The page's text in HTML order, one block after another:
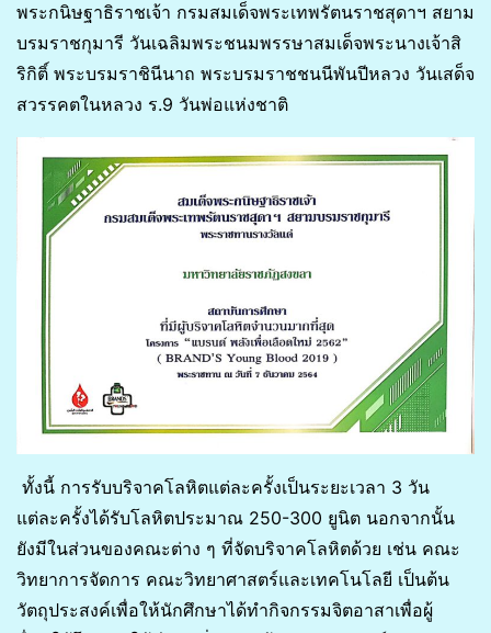
พระกนิษฐาธิราชเจ้า กรมสมเด็จพระเทพรัตนราชสุดาฯ สยาม
บรมราชกุมารี วันเฉลิมพระชนมพรรษาสมเด็จพระนางเจ้าสิ
ริกิติ์ พระบรมราชินีนาถ พระบรมราชชนนีพันปีหลวง วันเสด็จ
สวรรคตในหลวง ร.9 วันพ่อแห่งชาติ
ทั้งนี้ การรับบริจาคโลหิตแต่ละครั้งเป็นระยะเวลา 3 วัน
แต่ละครั้งได้รับโลหิตประมาณ 250-300 ยูนิต นอกจากนั้น
ยังมีในส่วนของคณะต่าง ๆ ที่จัดบริจาคโลหิตด้วย เช่น คณะ
วิทยาการจัดการ คณะวิทยาศาสตร์และเทคโนโลยี เป็นต้น
วัตถุประสงค์เพื่อให้นักศึกษาได้ทำกิจกรรมจิตอาสาเพื่อผู้